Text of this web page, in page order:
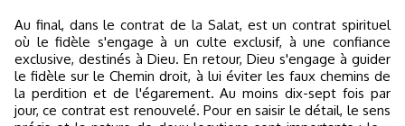
Au final, dans le contrat de la Salat, est un contrat spirituel
où le fidèle s'engage à un culte exclusif, à une confiance
exclusive, destinés à Dieu. En retour, Dieu s'engage à guider
le fidèle sur le Chemin droit, à lui éviter les faux chemins de
la perdition et de l'égarement. Au moins dix-sept fois par
jour, ce contrat est renouvelé. Pour en saisir le détail, le sens